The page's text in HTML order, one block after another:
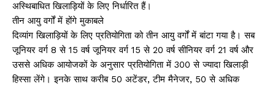
अस्थिबाधित खिलाड़ियों के लिए निर्धारित हैं।
तीन आयु वर्गों में होंगे मुकाबले
दिव्यांग खिलाड़ियों के लिए प्रतियोगिता को तीन आयु वर्गों में बांटा गया है। सब
जूनियर वर्ग 8 से 15 वर्ष जूनियर वर्ग 15 से 20 वर्ष सीनियर वर्ग 21 वर्ष और
उससे अधिक आयोजकों के अनुसार प्रतियोगिता में 300 से ज्यादा खिलाड़ी
हिस्सा लेंगे। इनके साथ करीब 50 अटेंडर, टीम मैनेजर, 50 से अधिक